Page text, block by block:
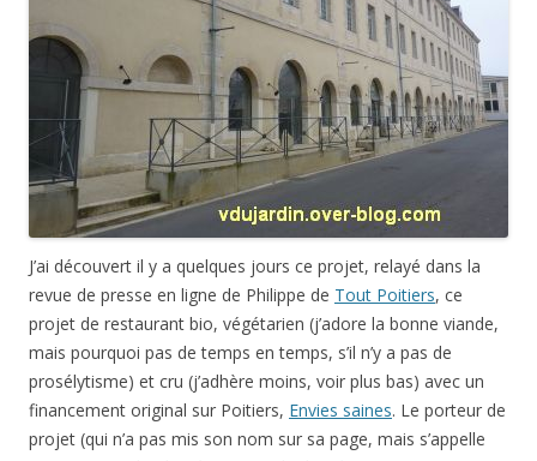
mais pourquoi pas de temps en temps, s’il n’y a pas de
prosélytisme) et cru (j’adhère moins, voir plus bas) avec un
financement original sur Poitiers,Envies saines. Le porteur de
projet (qui n’a pas mis son nom sur sa page, mais s’appelle
François Baudry d’après cet article de7 à Poitiers– page 6) a
reçu une aide régionale (5000€ via une bourse désir
d’entreprendre) et un prêt familial mais un refus de prêt
bancaire. Au lieu de recourir micro-crédit (voir plus bas mon
expérience avec Kiva, le même principe existe pour des
projets en France), il a choisiUlule . Je ne sais pas si vous
connaissez ce mode de financement qui fonctionne un peu
comme une souscription de livres (c’est comme cela que j’ai
connu Ulule la première fois), avance d’argent en échange
d’un service, ici un certain nombre de repas gratuits en
fonction de la somme donnée (voir plus bas comment cela
fonctionne). Je ne connais pas la personne qui monte ce